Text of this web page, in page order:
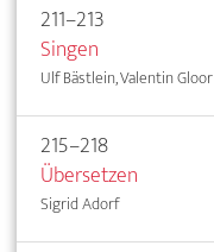
211–213
Singen
Ulf Bästlein, Valentin Gloor
215–218
Übersetzen
Sigrid Adorf